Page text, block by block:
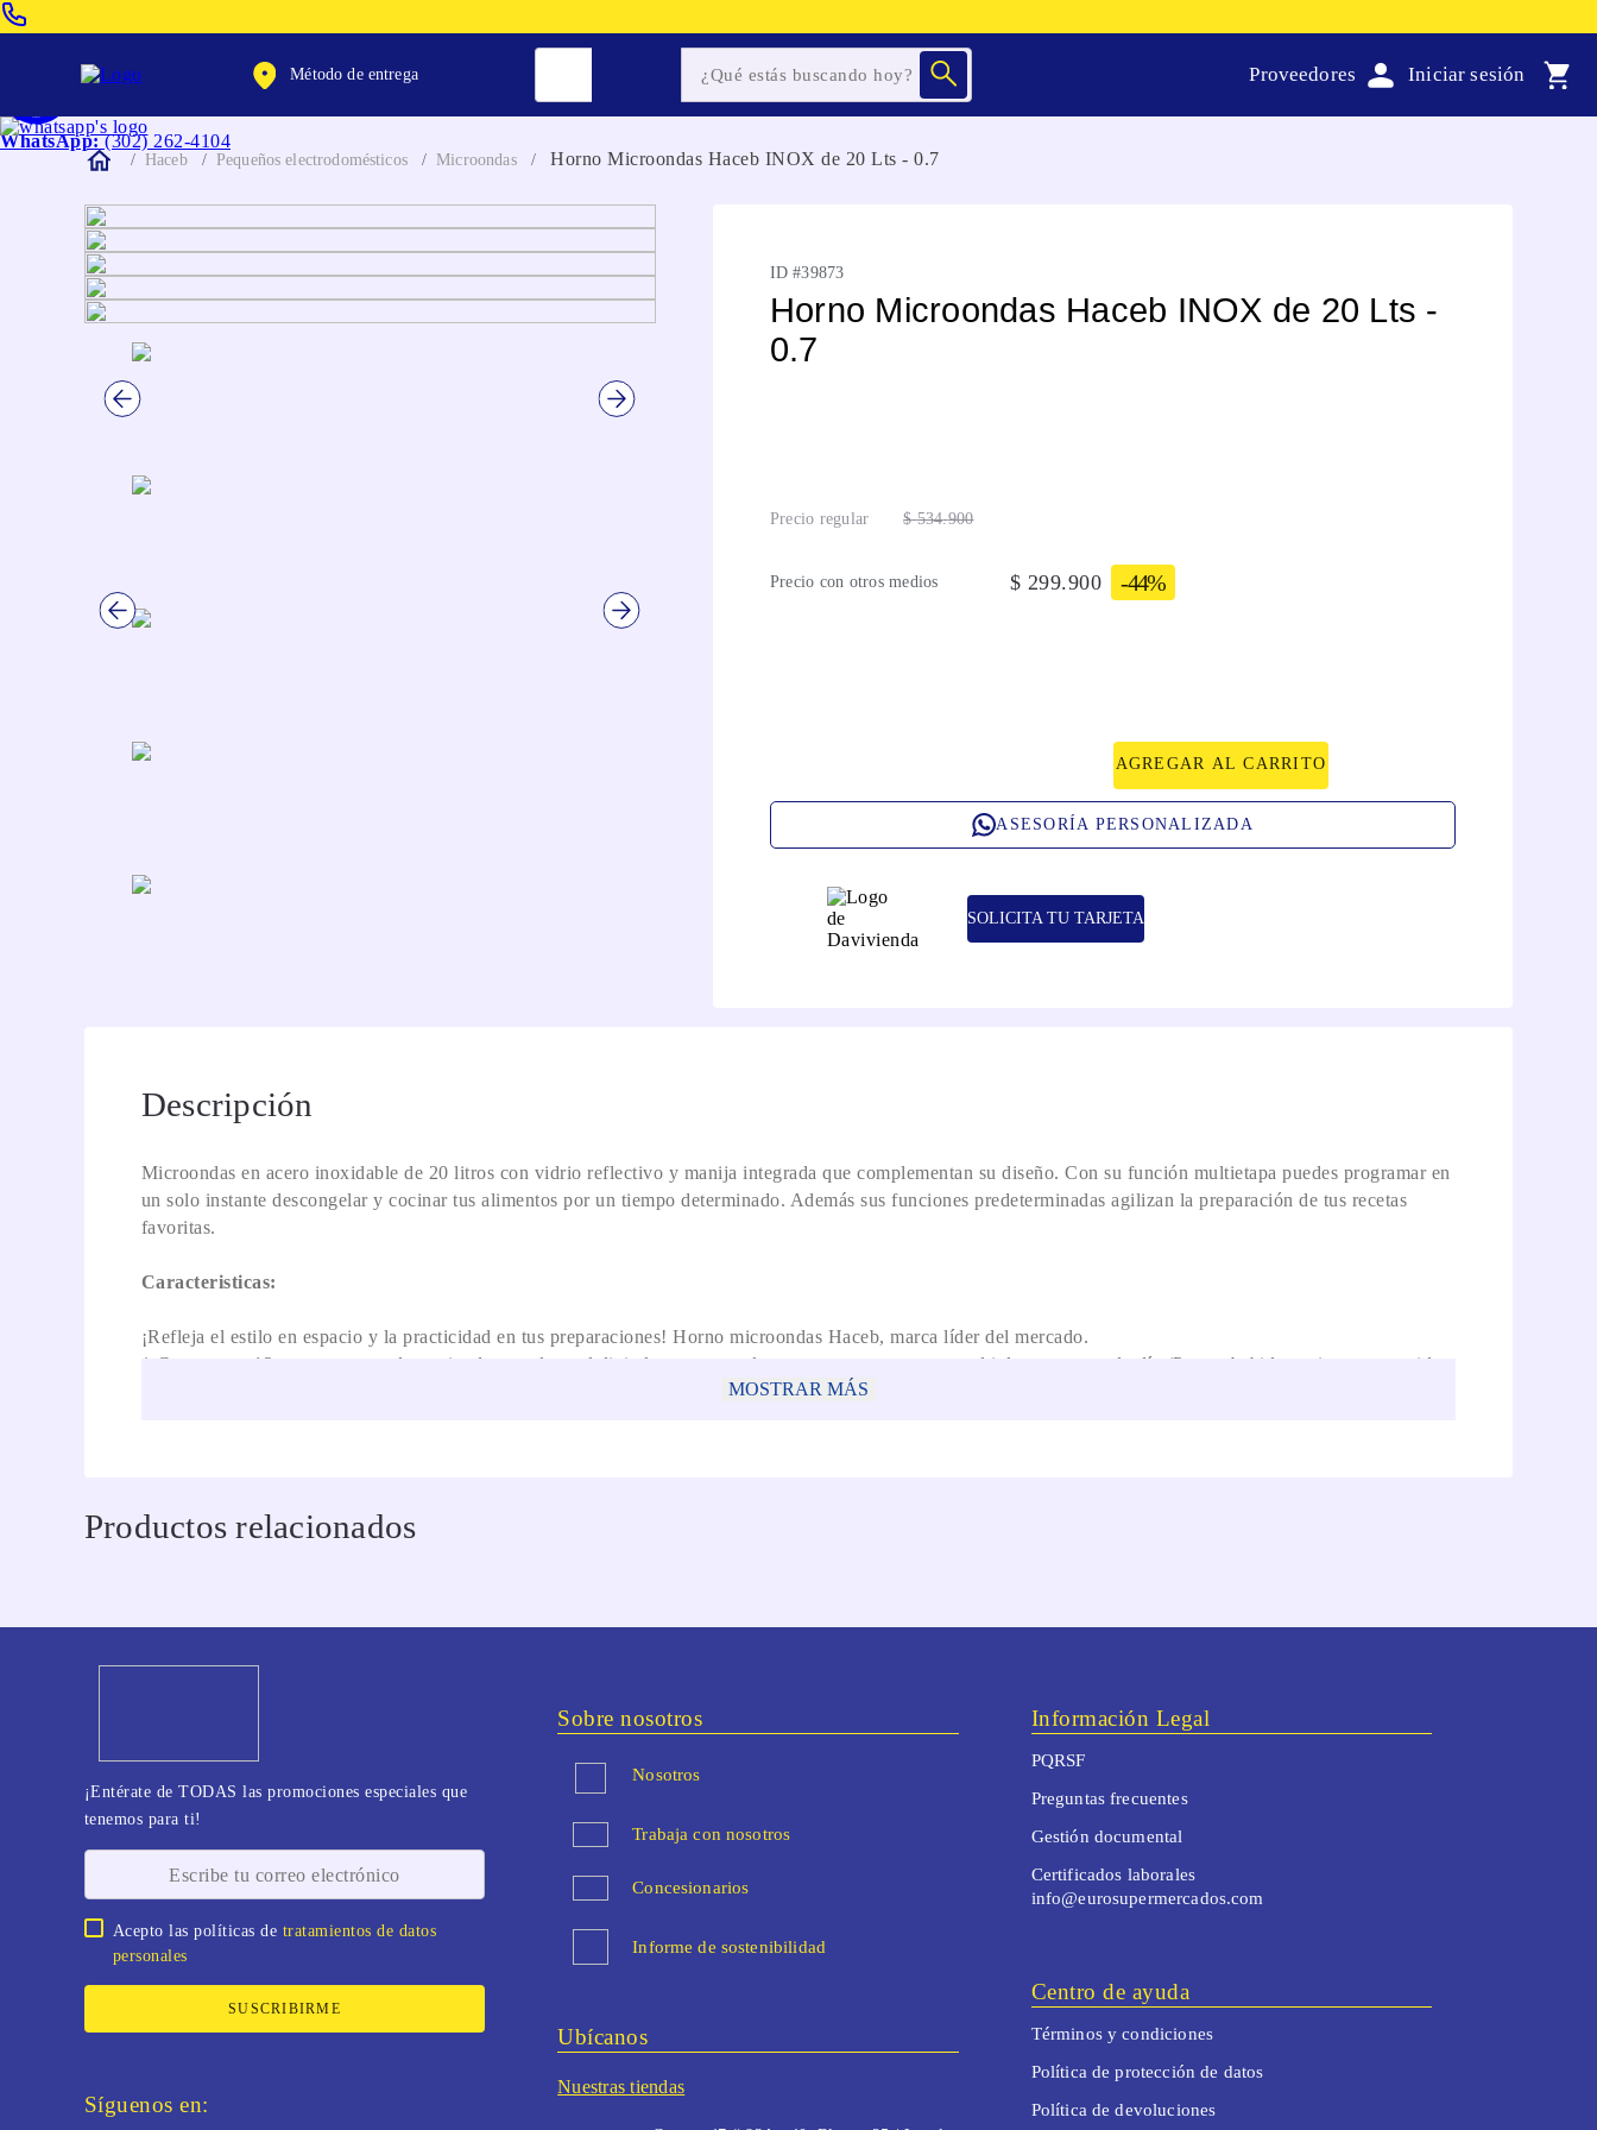
WhatsApp: (302) 262-4104
Método de entrega Proveedores
Haceb Pequeños electrodomésticos Microondas Horno Microondas Haceb INOX de 20 Lts - 0.7
ID #39873
Horno Microondas Haceb INOX de 20 Lts -
0.7
Precio regular $ 534.900
Precio con otros medios $ 299.900 -44%
AGREGAR AL CARRITO
ASESORÍA PERSONALIZADA
SOLICITA TU TARJETA
Descripción
Microondas en acero inoxidable de 20 litros con vidrio reflectivo y manija integrada que complementan su diseño. Con su función multietapa puedes programar en
un solo instante descongelar y cocinar tus alimentos por un tiempo determinado. Además sus funciones predeterminadas agilizan la preparación de tus recetas
favoritas.
Caracteristicas:
¡Refleja el estilo en espacio y la practicidad en tus preparaciones! Horno microondas Haceb, marca líder del mercado.
* Cuenta con 12 programas predeterminados en el panel digital, para que solo con un toque prepares multiples recetas cada día (Papas, bebidas, crispetas, comida
congelada, pizza y recalentar) o programes la función ideal (Nivel de potencia, cocinar por peso, descongelar por peso, descongelar por tiempo, cronómetro,
* Brinda cocción eficiente al distribuir uniformemente el calor, cuenta con protección anti-salpicaduras.
MOSTRAR MÁS
Productos relacionados
¡Entérate de TODAS las promociones especiales que
tenemos para ti!
Acepto las políticas de tratamientos de datos
personales
SUSCRIBIRME
Síguenos en:
Sobre nosotros
Nosotros
Trabaja con nosotros
Concesionarios
Informe de sostenibilidad
Ubícanos
Nuestras tiendas
Información Legal
PQRSF
Preguntas frecuentes
Gestión documental
Certificados laborales
info@eurosupermercados.com
Centro de ayuda
Términos y condiciones
Política de protección de datos
Política de devoluciones